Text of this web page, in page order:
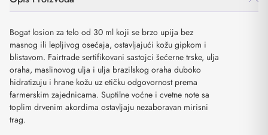
Bogat losion za telo od 30 ml koji se brzo upija bez
masnog ili lepljivog osećaja, ostavljajući kožu gipkom i
blistavom. Fairtrade sertifikovani sastojci šećerne trske, ulja
oraha, maslinovog ulja i ulja brazilskog oraha duboko
hidratizuju i hrane kožu uz etičku odgovornost prema
farmerskim zajednicama. Suptilne voćne i cvetne note sa
toplim drvenim akordima ostavljaju nezaboravan mirisni
trag.